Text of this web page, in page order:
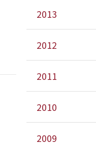
2013
2012
2011
2010
2009